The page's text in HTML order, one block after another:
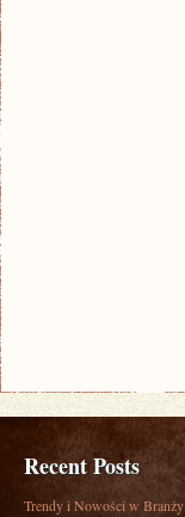
Recent Posts
Trendy i Nowości w Branży